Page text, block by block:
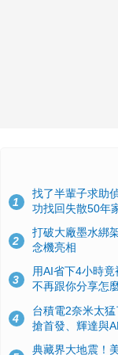
1
找了半輩子求助
功找回失散50年
2
打破大廠墨水綁
念機亮相
3
用AI省下4小時
不再跟你分享怎
4
台積電2奈米太
搶首發、輝達與
典藏界大地震！